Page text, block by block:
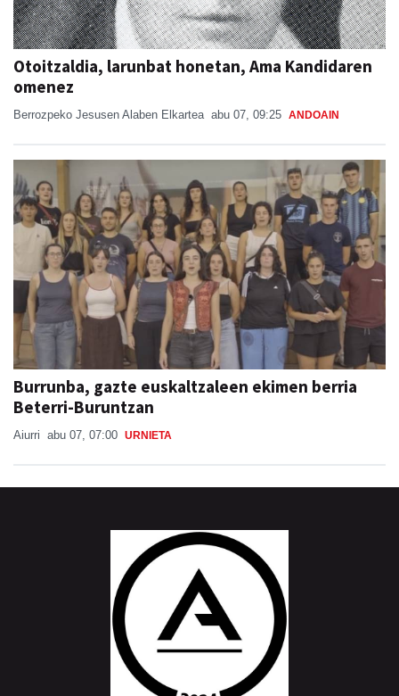
Otoitzaldia, larunbat honetan, Ama Kandidaren
omenez
Berrozpeko Jesusen Alaben Elkartea abu 07, 09:25 ANDOAIN
Burrunba, gazte euskaltzaleen ekimen berria
Beterri-Buruntzan
Aiurri abu 07, 07:00 URNIETA